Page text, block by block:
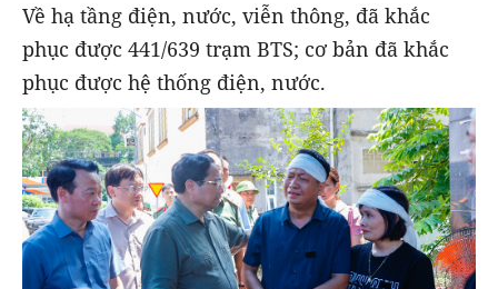
Về hạ tầng điện, nước, viễn thông, đã khắc
phục được 441/639 trạm BTS; cơ bản đã khắc
phục được hệ thống điện, nước.